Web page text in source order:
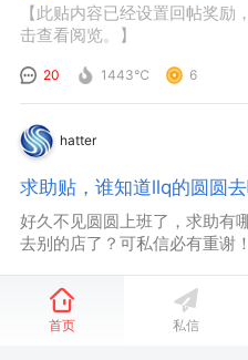
首页 私信
【此贴内容已经设置回帖奖励
击查看阅览。】
20 1443℃ 6
hatter
求助贴，谁知道llq的圆圆
好久不见圆圆上班了，求助有
去别的店了？可私信必有重谢